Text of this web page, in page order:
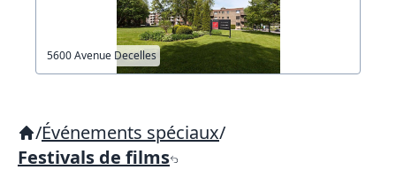
5600 Avenue Decelles
/Événements spéciaux/
Festivals de films